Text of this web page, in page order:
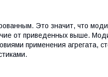
Это значит, что
от приведенных выше.
применения агрегата,